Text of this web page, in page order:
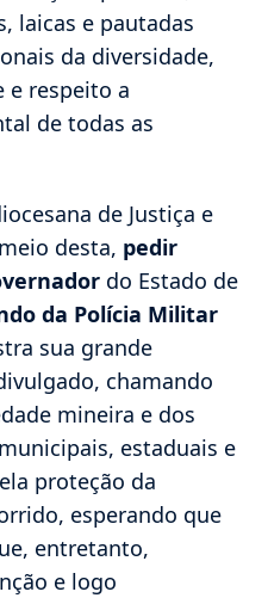
laicas e pautadas
da diversidade,
e respeito a
de todas as
de Justiça e
desta, pedir
do Estado de
da Polícia Militar
sua grande
chamando
mineira e dos
estaduais e
proteção da
esperando que
entretanto,
e logo